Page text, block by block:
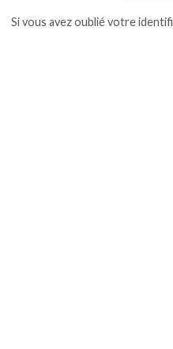
Si vous avez oublié votre